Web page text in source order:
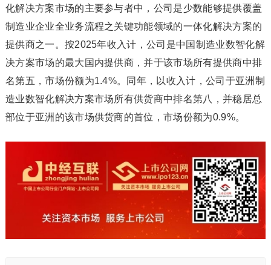
化解决方案市场的主要参与者中，公司是少数能够提供覆盖
制造业企业全业务流程之关键功能领域的一体化解决方案的
提供商之一。按2025年收入计，公司是中国制造业数智化解
决方案市场的最大国内提供商，并于该市场所有提供商中排
名第五，市场份额为1.4%。同年，以收入计，公司于亚洲制
造业数智化解决方案市场所有供货商中排名第八，并稳居总
部位于亚洲的该市场供货商的首位，市场份额为0.9%。